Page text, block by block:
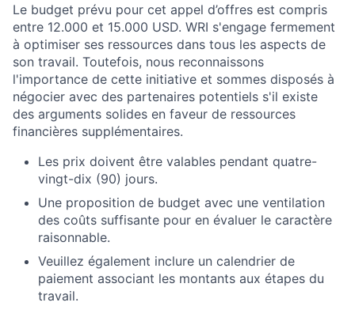
Le budget prévu pour cet appel d’offres est compris
entre 12.000 et 15.000 USD. WRI s'engage fermement
à optimiser ses ressources dans tous les aspects de
son travail. Toutefois, nous reconnaissons
l'importance de cette initiative et sommes disposés à
négocier avec des partenaires potentiels s'il existe
des arguments solides en faveur de ressources
financières supplémentaires.
Les prix doivent être valables pendant quatre-
vingt-dix (90) jours.
Une proposition de budget avec une ventilation
des coûts suffisante pour en évaluer le caractère
raisonnable.
Veuillez également inclure un calendrier de
paiement associant les montants aux étapes du
travail.